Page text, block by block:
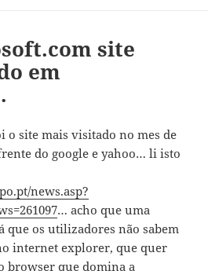
site
em
o site mais visitado no mes de
do google e yahoo… li isto
news.asp?
… acho que uma
que os utilizadores não sabem
internet explorer, que quer
browser que domina a